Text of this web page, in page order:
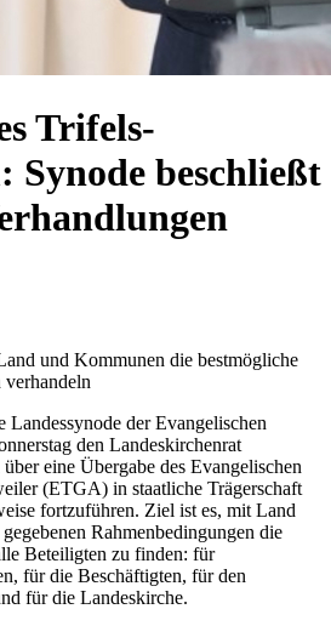
Trifels-
Synode beschließt
und Kommunen die bestmögliche
der Evangelischen
den Landeskirchenrat
eine Übergabe des Evangelischen
(ETGA) in staatliche Trägerschaft
fortzuführen. Ziel ist es, mit Land
Rahmenbedingungen die
Beteiligten zu finden: für
für die Beschäftigten, für den
für die Landeskirche.